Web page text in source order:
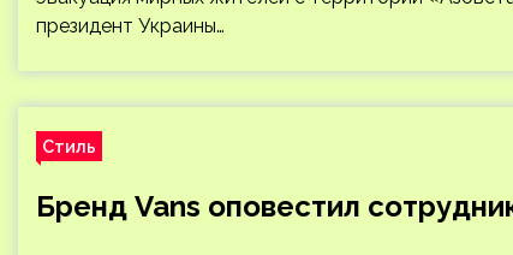
президент Украины…
Стиль
Бренд Vans оповестил